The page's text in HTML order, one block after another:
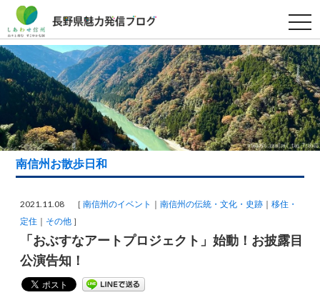
t
o
g
g
l
e
n
a
v
i
g
a
t
n
南信州お散歩日和
2021.11.08 ［南信州のイベント 南信州の伝統・文化・史跡
移住・
定住
その他 ］
「おぶすなアートプロジェクト」始動！お披露目
公演告知！